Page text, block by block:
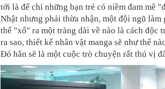
tới là để chỉ những bạn trẻ có niềm đam mê
Nhật nhưng phải thừa nhận, một đội ngũ làm
thể "xổ" ra một tràng dài về nào là cách độc
ra sao, thiết kế nhân vật manga sẽ như thế
Đó hẳn sẽ là một cuộc trò chuyện rất thú vị